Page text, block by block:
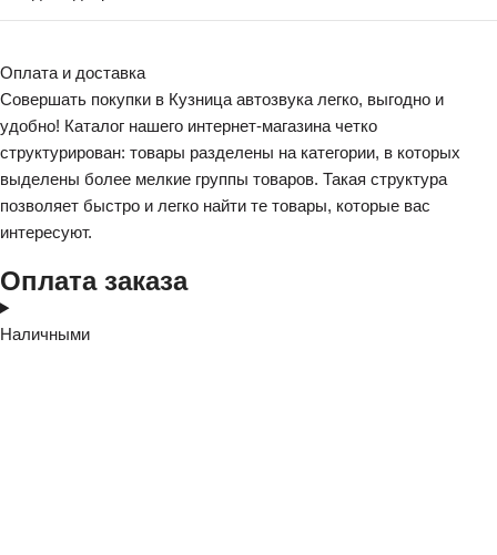
Оплата и доставка
Совершать покупки в Кузница автозвука легко, выгодно и
удобно! Каталог нашего интернет-магазина четко
структурирован: товары разделены на категории, в которых
выделены более мелкие группы товаров. Такая структура
позволяет быстро и легко найти те товары, которые вас
интересуют.
Оплата заказа
Наличными